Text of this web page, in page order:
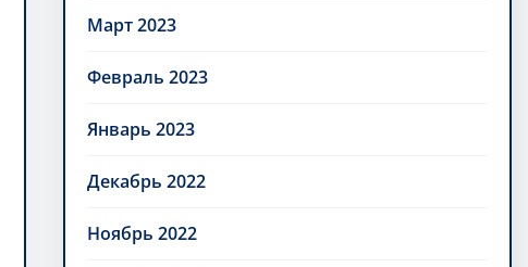
Март 2023
Февраль 2023
Январь 2023
Декабрь 2022
Ноябрь 2022